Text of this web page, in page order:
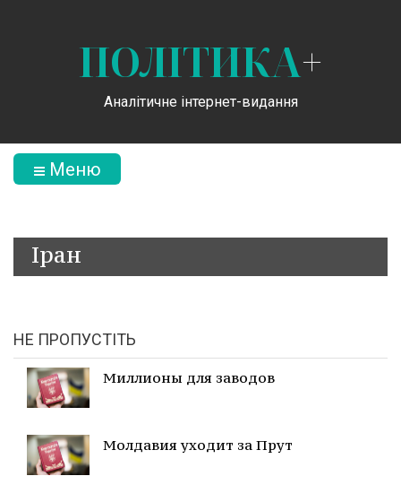
ПОЛІТИКА+
Аналітичне інтернет-видання
Меню
Іран
НЕ ПРОПУСТІТЬ
Миллионы для заводов
Молдавия уходит за Прут